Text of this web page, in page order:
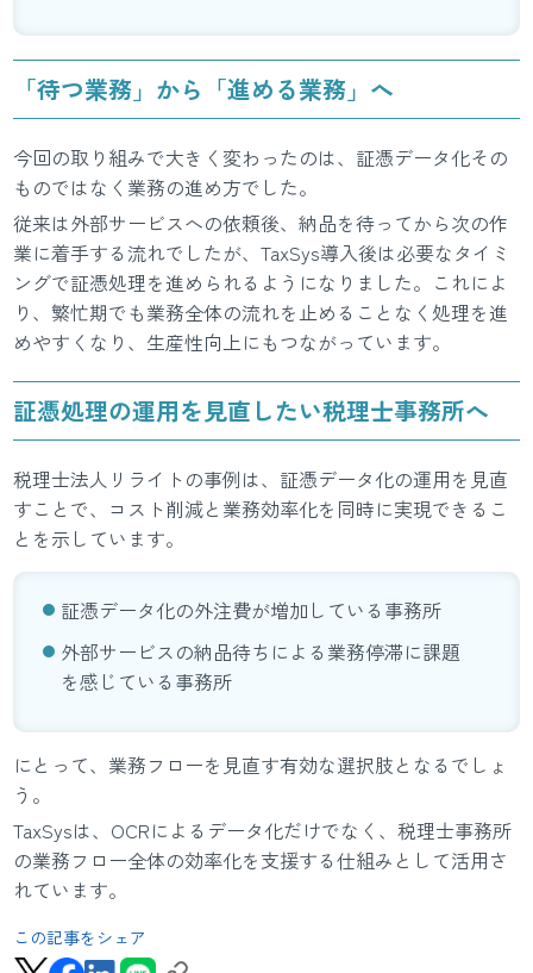
「待つ業務」から「進める業務」へ
今回の取り組みで大きく変わったのは、証憑データ化その
ものではなく業務の進め方でした。
従来は外部サービスへの依頼後、納品を待ってから次の作
業に着手する流れでしたが、TaxSys導入後は必要なタイミ
ングで証憑処理を進められるようになりました。これによ
り、繁忙期でも業務全体の流れを止めることなく処理を進
めやすくなり、生産性向上にもつながっています。
証憑処理の運用を見直したい税理士事務所へ
税理士法人リライトの事例は、証憑データ化の運用を見直
すことで、コスト削減と業務効率化を同時に実現できるこ
とを示しています。
証憑データ化の外注費が増加している事務所
外部サービスの納品待ちによる業務停滞に課題
を感じている事務所
にとって、業務フローを見直す有効な選択肢となるでしょ
う。
TaxSysは、OCRによるデータ化だけでなく、税理士事務所
の業務フロー全体の効率化を支援する仕組みとして活用さ
れています。
この記事をシェア